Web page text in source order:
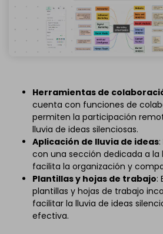
Herramientas de
cuenta con funciones de
permiten la participación
lluvia de ideas silenciosas.
Aplicación de lluvia de ideas
con una sección dedicada a la
facilita la organización y
Plantillas y hojas de trabajo:
plantillas y hojas de trabajo
facilitar la lluvia de ideas
efectiva.